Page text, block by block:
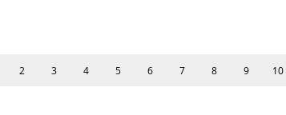
2 3 4 5 6 7 8 9 10